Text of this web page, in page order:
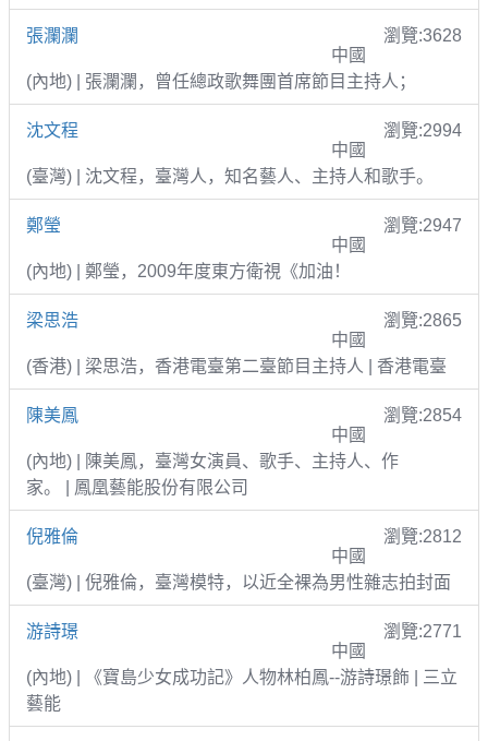
張瀾瀾
瀏覽:3628
中國
(內地) | 張瀾瀾，曾任總政歌舞團首席節目主持人；
沈文程
瀏覽:2994
中國
(臺灣) | 沈文程，臺灣人，知名藝人、主持人和歌手。
鄭瑩
瀏覽:2947
中國
(內地) | 鄭瑩，2009年度東方衛視《加油！
梁思浩
瀏覽:2865
中國
(香港) | 梁思浩，香港電臺第二臺節目主持人 | 香港電臺
陳美鳳
瀏覽:2854
中國
(內地) | 陳美鳳，臺灣女演員、歌手、主持人、作
家。 | 鳳凰藝能股份有限公司
倪雅倫
瀏覽:2812
中國
(臺灣) | 倪雅倫，臺灣模特，以近全裸為男性雜志拍封面
游詩璟
瀏覽:2771
中國
(內地) | 《寶島少女成功記》人物林柏鳳--游詩璟飾 | 三立
藝能